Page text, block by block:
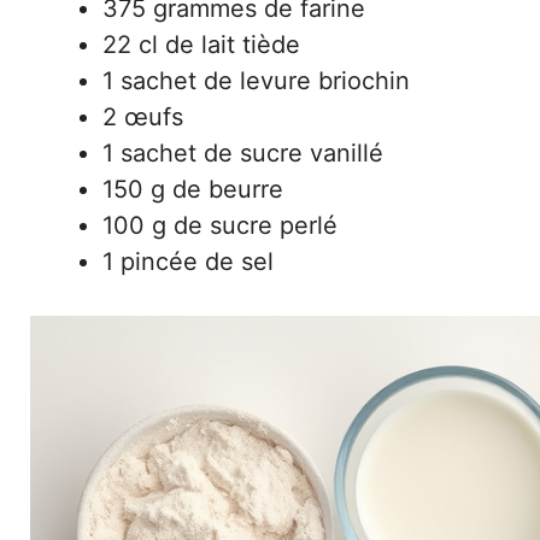
375 grammes de farine
22 cl de lait tiède
1 sachet de levure briochin
2 œufs
1 sachet de sucre vanillé
150 g de beurre
100 g de sucre perlé
1 pincée de sel